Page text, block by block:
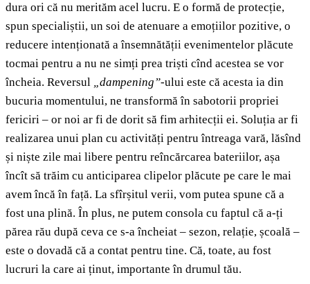
dura ori că nu merităm acel lucru. E o formă de protecție,
spun specialiștii, un soi de atenuare a emoțiilor pozitive, o
reducere intenționată a însemnătății evenimentelor plăcute
tocmai pentru a nu ne simți prea triști cînd acestea se vor
încheia. Reversul „dampening”-ului este că acesta ia din
bucuria momentului, ne transformă în sabotorii propriei
fericiri – or noi ar fi de dorit să fim arhitecții ei. Soluția ar fi
realizarea unui plan cu activități pentru întreaga vară, lăsînd
și niște zile mai libere pentru reîncărcarea bateriilor, așa
încît să trăim cu anticiparea clipelor plăcute pe care le mai
avem încă în față. La sfîrșitul verii, vom putea spune că a
fost una plină. În plus, ne putem consola cu faptul că a-ți
părea rău după ceva ce s-a încheiat – sezon, relație, școală –
este o dovadă că a contat pentru tine. Că, toate, au fost
lucruri la care ai ținut, importante în drumul tău.